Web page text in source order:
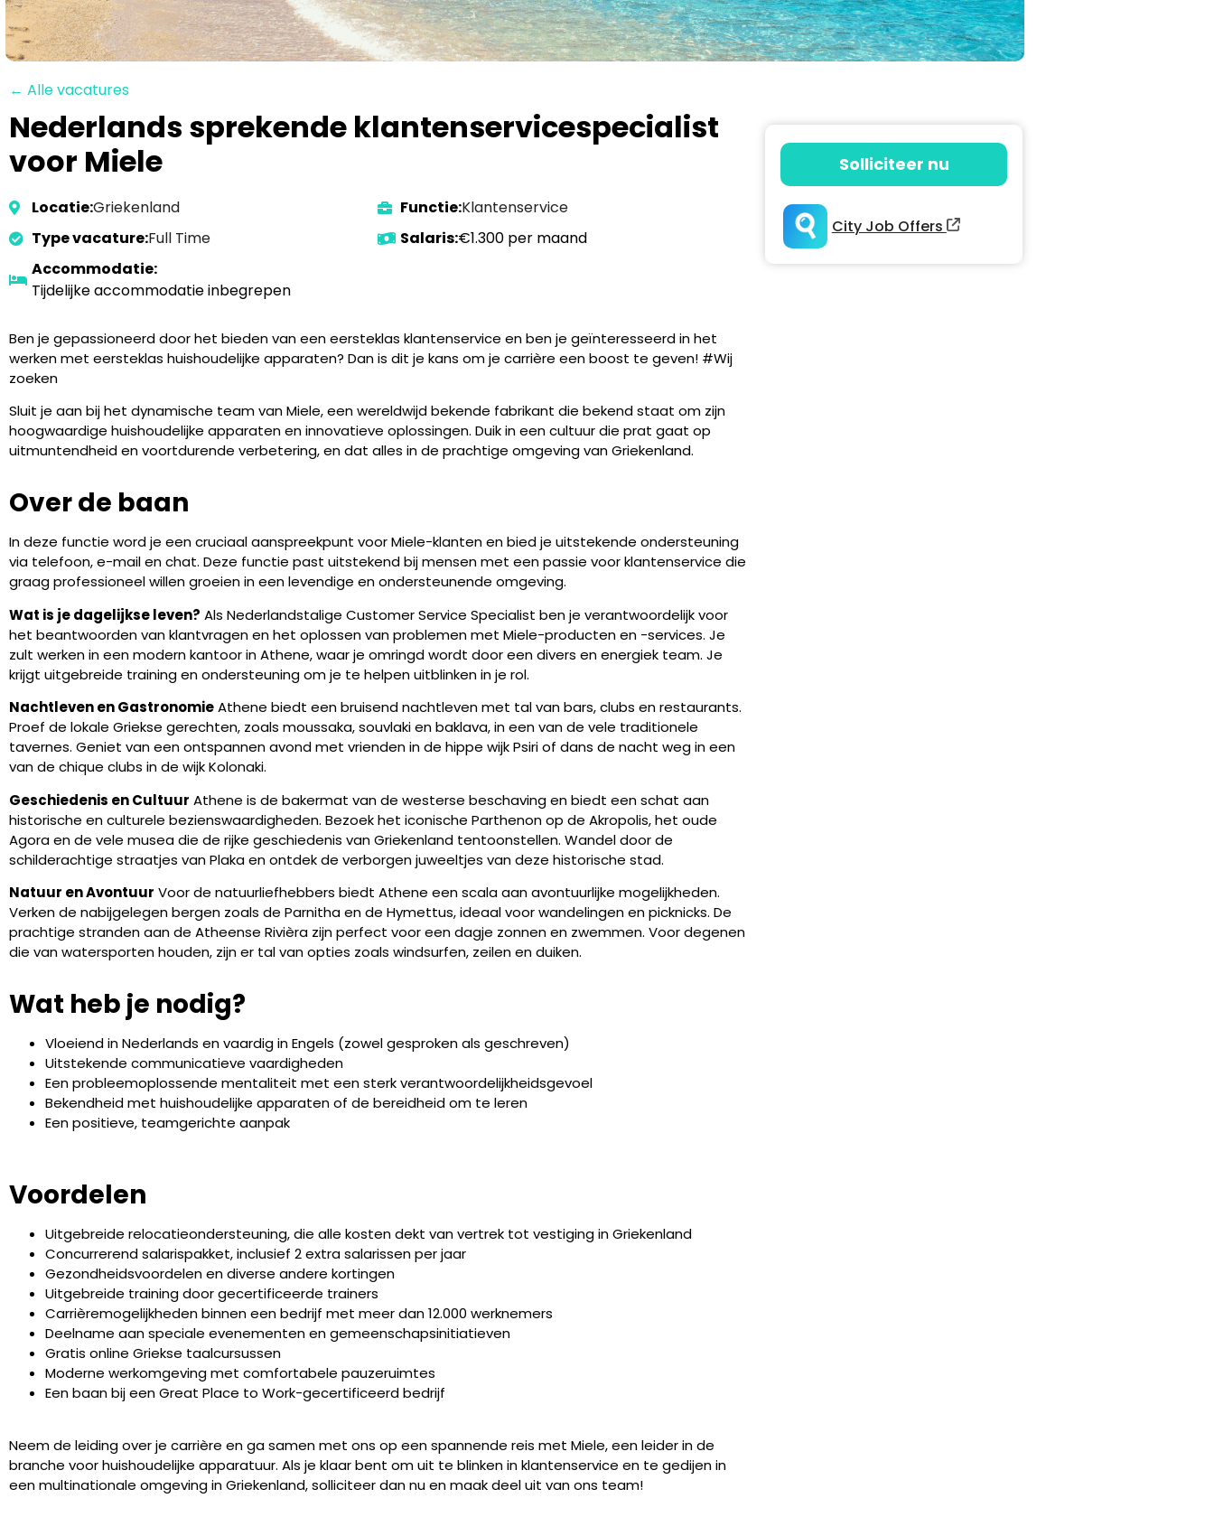
← Alle vacatures
Nederlands sprekende klantenservicespecialist
voor Miele
Locatie:Griekenland Functie:Klantenservice
Type vacature:Full Time Salaris:€1.300 per maand
Accommodatie:
Tijdelijke accommodatie inbegrepen
Ben je gepassioneerd door het bieden van een eersteklas klantenservice en ben je geïnteresseerd in het
werken met eersteklas huishoudelijke apparaten? Dan is dit je kans om je carrière een boost te geven! #Wij
zoeken
Sluit je aan bij het dynamische team van Miele, een wereldwijd bekende fabrikant die bekend staat om zijn
hoogwaardige huishoudelijke apparaten en innovatieve oplossingen. Duik in een cultuur die prat gaat op
uitmuntendheid en voortdurende verbetering, en dat alles in de prachtige omgeving van Griekenland.
Over de baan
In deze functie word je een cruciaal aanspreekpunt voor Miele-klanten en bied je uitstekende ondersteuning
via telefoon, e-mail en chat. Deze functie past uitstekend bij mensen met een passie voor klantenservice die
graag professioneel willen groeien in een levendige en ondersteunende omgeving.
Wat is je dagelijkse leven? Als Nederlandstalige Customer Service Specialist ben je verantwoordelijk voor
het beantwoorden van klantvragen en het oplossen van problemen met Miele-producten en -services. Je
zult werken in een modern kantoor in Athene, waar je omringd wordt door een divers en energiek team. Je
krijgt uitgebreide training en ondersteuning om je te helpen uitblinken in je rol.
Nachtleven en GastronomieAthene biedt een bruisend nachtleven met tal van bars, clubs en restaurants.
Proef de lokale Griekse gerechten, zoals moussaka, souvlaki en baklava, in een van de vele traditionele
tavernes. Geniet van een ontspannen avond met vrienden in de hippe wijk Psiri of dans de nacht weg in een
van de chique clubs in de wijk Kolonaki.
Geschiedenis en Cultuur Athene is de bakermat van de westerse beschaving en biedt een schat aan
historische en culturele bezienswaardigheden. Bezoek het iconische Parthenon op de Akropolis, het oude
Agora en de vele musea die de rijke geschiedenis van Griekenland tentoonstellen. Wandel door de
schilderachtige straatjes van Plaka en ontdek de verborgen juweeltjes van deze historische stad.
Natuur en Avontuur Voor de natuurliefhebbers biedt Athene een scala aan avontuurlijke mogelijkheden.
Verken de nabijgelegen bergen zoals de Parnitha en de Hymettus, ideaal voor wandelingen en picknicks. De
prachtige stranden aan de Atheense Rivièra zijn perfect voor een dagje zonnen en zwemmen. Voor degenen
die van watersporten houden, zijn er tal van opties zoals windsurfen, zeilen en duiken.
Wat heb je nodig?
Vloeiend in Nederlands en vaardig in Engels (zowel gesproken als geschreven)
Uitstekende communicatieve vaardigheden
Een probleemoplossende mentaliteit met een sterk verantwoordelijkheidsgevoel
Bekendheid met huishoudelijke apparaten of de bereidheid om te leren
Een positieve, teamgerichte aanpak
Voordelen
Uitgebreide relocatieondersteuning, die alle kosten dekt van vertrek tot vestiging in Griekenland
Concurrerend salarispakket, inclusief 2 extra salarissen per jaar
Gezondheidsvoordelen en diverse andere kortingen
Uitgebreide training door gecertificeerde trainers
Carrièremogelijkheden binnen een bedrijf met meer dan 12.000 werknemers
Deelname aan speciale evenementen en gemeenschapsinitiatieven
Gratis online Griekse taalcursussen
Moderne werkomgeving met comfortabele pauzeruimtes
Een baan bij een Great Place to Work-gecertificeerd bedrijf
Neem de leiding over je carrière en ga samen met ons op een spannende reis met Miele, een leider in de
branche voor huishoudelijke apparatuur. Als je klaar bent om uit te blinken in klantenservice en te gedijen in
een multinationale omgeving in Griekenland, solliciteer dan nu en maak deel uit van ons team!
Solliciteer nu
City Job Offers